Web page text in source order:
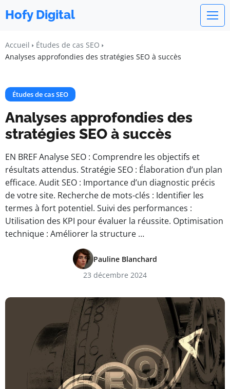
Hofy Digital
Accueil
Études de cas SEO
Analyses approfondies des stratégies SEO à succès
Études de cas SEO
Analyses approfondies des
stratégies SEO à succès
EN BREF Analyse SEO : Comprendre les objectifs et
résultats attendus. Stratégie SEO : Élaboration d’un plan
efficace. Audit SEO : Importance d’un diagnostic précis
de votre site. Recherche de mots-clés : Identifier les
termes à fort potentiel. Suivi des performances :
Utilisation des KPI pour évaluer la réussite. Optimisation
technique : Améliorer la structure …
Pauline Blanchard
23 décembre 2024